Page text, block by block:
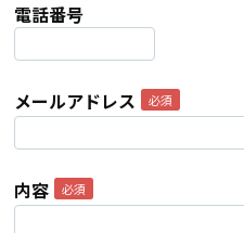
電話番号
メールアドレス
内容